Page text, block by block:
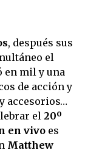
, después sus
el
en mil y una
de acción y
accesorios…
el 20º
en vivo es
Matthew